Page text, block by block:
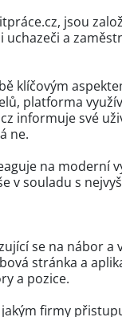
jsou
a
klíčovým
platforma
informuje své
ne.
na moderní
v souladu s
se na nábor
stránka a
a pozice.
firmy